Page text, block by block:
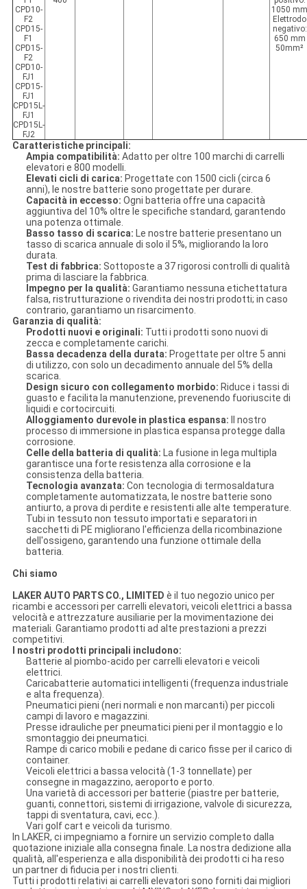
CPD10-
F2
CPD15-
F1
CPD15-
F2
CPD10-
FJ1
CPD15-
FJ1
CPD15L-
FJ1
CPD15L-
FJ2
1050
Elettrodo
negativo:
650 mm
50mm²
Caratteristiche principali:
Ampia compatibilità: Adatto per oltre 100 marchi di carrelli
elevatori e 800 modelli.
Elevati cicli di carica: Progettate con 1500 cicli (circa 6
anni), le nostre batterie sono progettate per durare.
Capacità in eccesso: Ogni batteria offre una capacità
aggiuntiva del 10% oltre le specifiche standard, garantendo
una potenza ottimale.
Basso tasso di scarica: Le nostre batterie presentano un
tasso di scarica annuale di solo il 5%, migliorando la loro
durata.
Test di fabbrica: Sottoposte a 37 rigorosi controlli di qualità
prima di lasciare la fabbrica.
Impegno per la qualità: Garantiamo nessuna etichettatura
falsa, ristrutturazione o rivendita dei nostri prodotti; in caso
contrario, garantiamo un risarcimento.
Garanzia di qualità:
Prodotti nuovi e originali: Tutti i prodotti sono nuovi di
zecca e completamente carichi.
Bassa decadenza della durata: Progettate per oltre 5 anni
di utilizzo, con solo un decadimento annuale del 5% della
scarica.
Design sicuro con collegamento morbido: Riduce i tassi di
guasto e facilita la manutenzione, prevenendo fuoriuscite di
liquidi e cortocircuiti.
Alloggiamento durevole in plastica espansa: Il nostro
processo di immersione in plastica espansa protegge dalla
corrosione.
Celle della batteria di qualità: La fusione in lega multipla
garantisce una forte resistenza alla corrosione e la
consistenza della batteria.
Tecnologia avanzata: Con tecnologia di termosaldatura
completamente automatizzata, le nostre batterie sono
antiurto, a prova di perdite e resistenti alle alte temperature.
Tubi in tessuto non tessuto importati e separatori in
sacchetti di PE migliorano l'efficienza della ricombinazione
dell'ossigeno, garantendo una funzione ottimale della
batteria.
Chi siamo
LAKER AUTO PARTS CO., LIMITED è il tuo negozio unico per
ricambi e accessori per carrelli elevatori, veicoli elettrici a bassa
velocità e attrezzature ausiliarie per la movimentazione dei
materiali. Garantiamo prodotti ad alte prestazioni a prezzi
competitivi.
I nostri prodotti principali includono:
Batterie al piombo-acido per carrelli elevatori e veicoli
elettrici.
Caricabatterie automatici intelligenti (frequenza industriale
e alta frequenza).
Pneumatici pieni (neri normali e non marcanti) per piccoli
campi di lavoro e magazzini.
Presse idrauliche per pneumatici pieni per il montaggio e lo
smontaggio dei pneumatici.
Rampe di carico mobili e pedane di carico fisse per il carico di
container.
Veicoli elettrici a bassa velocità (1-3 tonnellate) per
consegne in magazzino, aeroporto e porto.
Una varietà di accessori per batterie (piastre per batterie,
guanti, connettori, sistemi di irrigazione, valvole di sicurezza,
tappi di sventatura, cavi, ecc.).
Vari golf cart e veicoli da turismo.
In LAKER, ci impegniamo a fornire un servizio completo dalla
quotazione iniziale alla consegna finale. La nostra dedizione alla
qualità, all'esperienza e alla disponibilità dei prodotti ci ha reso
un partner di fiducia per i nostri clienti.
Tutti i prodotti relativi ai carrelli elevatori sono forniti dai migliori